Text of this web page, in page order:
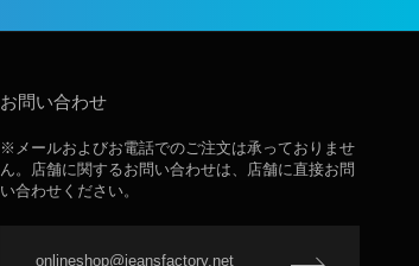
お問い合わせ
※メールおよびお電話でのご注文は承っておりませ
ん。店舗に関するお問い合わせは、店舗に直接お問
い合わせください。
onlineshop@jeansfactory.net